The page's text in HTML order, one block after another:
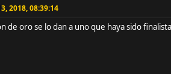
2018, 08:39:14
de oro se lo dan a uno que haya sido